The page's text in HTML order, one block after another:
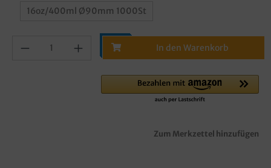
16oz/400ml Ø90mm 1000St
In den Warenkorb
Zum Merkzettel hinzufügen